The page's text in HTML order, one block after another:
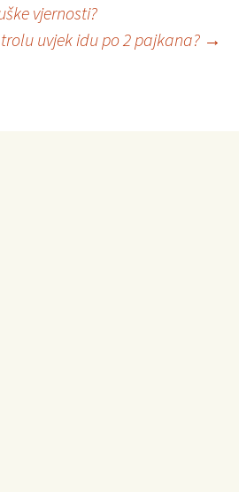
vjernosti?
uvjek idu po 2 pajkana? →